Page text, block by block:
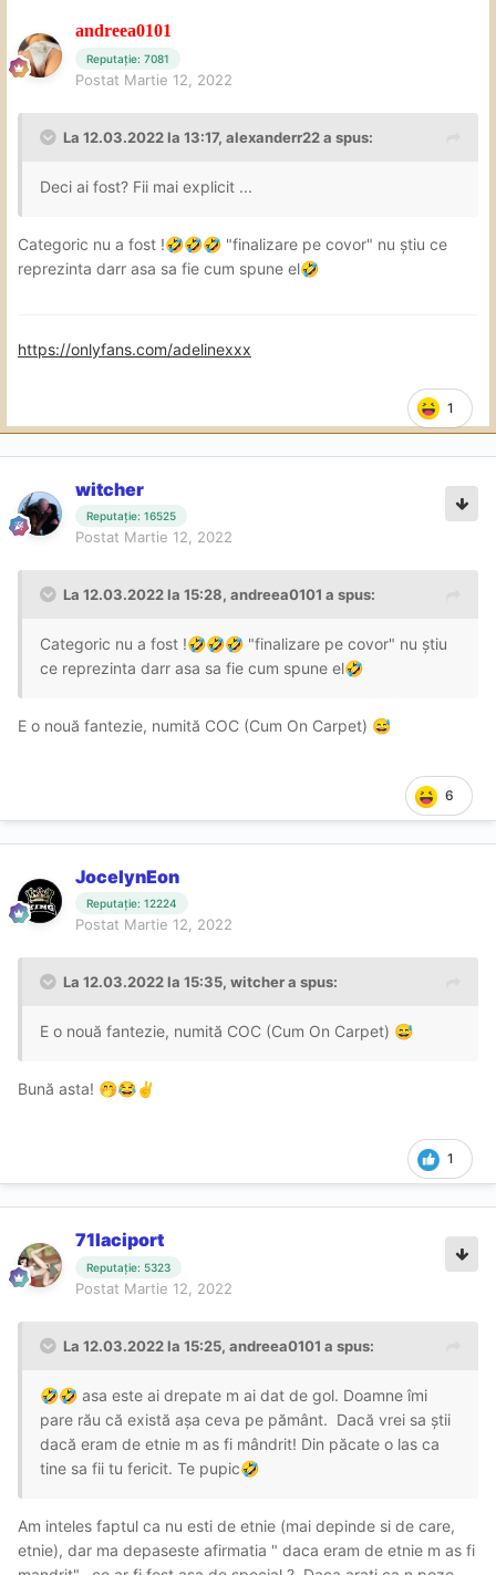
andreea0101
Reputație: 7081
Postat Martie 12, 2022
La 12.03.2022 la 13:17, alexanderr22a spus:
Deci ai fost? Fii mai explicit ...
Categoric nu a fost !🤣🤣🤣 "finalizare pe covor" nu știu ce
reprezinta darr asa sa fie cum spune el🤣
1
https://onlyfans.com/adelinexxx
witcher
Reputație: 16525
Postat Martie 12, 2022
La 12.03.2022 la 15:28, andreea0101 a spus:
Categoric nu a fost !🤣🤣🤣 "finalizare pe covor" nu știu
ce reprezinta darr asa sa fie cum spune el🤣
E o nouă fantezie, numită COC (Cum On Carpet) 😅
6
JocelynEon
Reputație: 12224
Postat Martie 12, 2022
La 12.03.2022 la 15:35, witchera spus:
E o nouă fantezie, numită COC (Cum On Carpet) 😅
Bună asta! 🤭😂✌️
1
71laciport
Reputație: 5323
Postat Martie 12, 2022
La 12.03.2022 la 15:25, andreea0101 a spus:
🤣🤣 asa este ai drepate m ai dat de gol. Doamne îmi
pare rău că există așa ceva pe pământ. Dacă vrei sa știi
dacă eram de etnie m as fi mândrit! Din păcate o las ca
tine sa fii tu fericit. Te pupic🤣
Am inteles faptul ca nu esti de etnie (mai depinde si de care,
etnie), dar ma depaseste afirmatia " daca eram de etnie m as fi